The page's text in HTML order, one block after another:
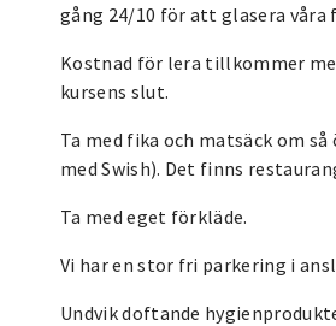
gång 24/10 för att glasera våra
Kostnad för lera tillkommer
kursens slut.
Ta med fika och matsäck om
med Swish). Det finns
Ta med eget förkläde.
Vi har en stor fri parkering i
Undvik doftande